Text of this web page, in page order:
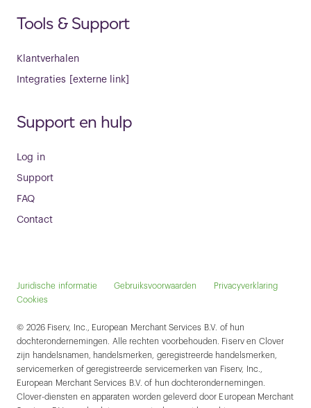
Tools & Support
Klantverhalen
Integraties [externe link]
Support en hulp
Log in
Support
FAQ
Contact
Juridische informatie Gebruiksvoorwaarden
Privacyverklaring
Cookies
© 2026 Fiserv, Inc., European Merchant Services B.V. of hun
dochterondernemingen. Alle rechten voorbehouden. Fiserv en Clover
zijn handelsnamen, handelsmerken, geregistreerde handelsmerken,
servicemerken of geregistreerde servicemerken van Fiserv, Inc.,
European Merchant Services B.V. of hun dochterondernemingen.
Clover-diensten en apparaten worden geleverd door European Merchant